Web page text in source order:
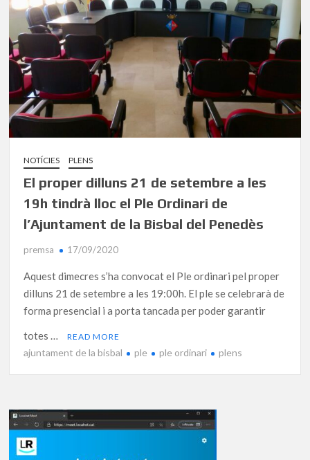
NOTÍCIES PLENS
El proper dilluns 21 de setembre a les
19h tindrà lloc el Ple Ordinari de
l’Ajuntament de la Bisbal del Penedès
premsa 17/09/2020
Aquest dimecres s’ha convocat el Ple ordinari pel proper
dilluns 21 de setembre a les 19:00h. El ple se celebrarà de
forma presencial i a porta tancada per poder garantir
totes …
READ MORE
ajuntament de la bisbal ple ple ordinari plens